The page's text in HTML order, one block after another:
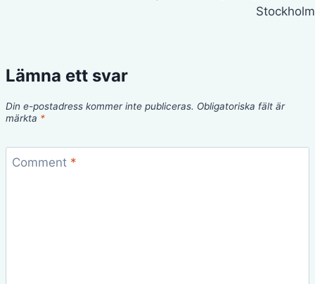
Stockholm
Lämna ett svar
Din e-postadress kommer inte publiceras. Obligatoriska fält är
märkta *
Comment *